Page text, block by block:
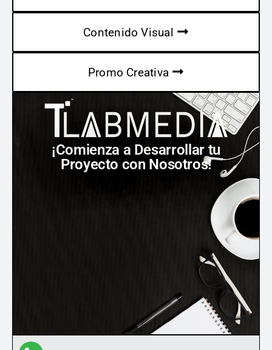
Contenido Visual
Promo Creativa
¡Comienza a Desarrollar tu
Proyecto con Nosotros!